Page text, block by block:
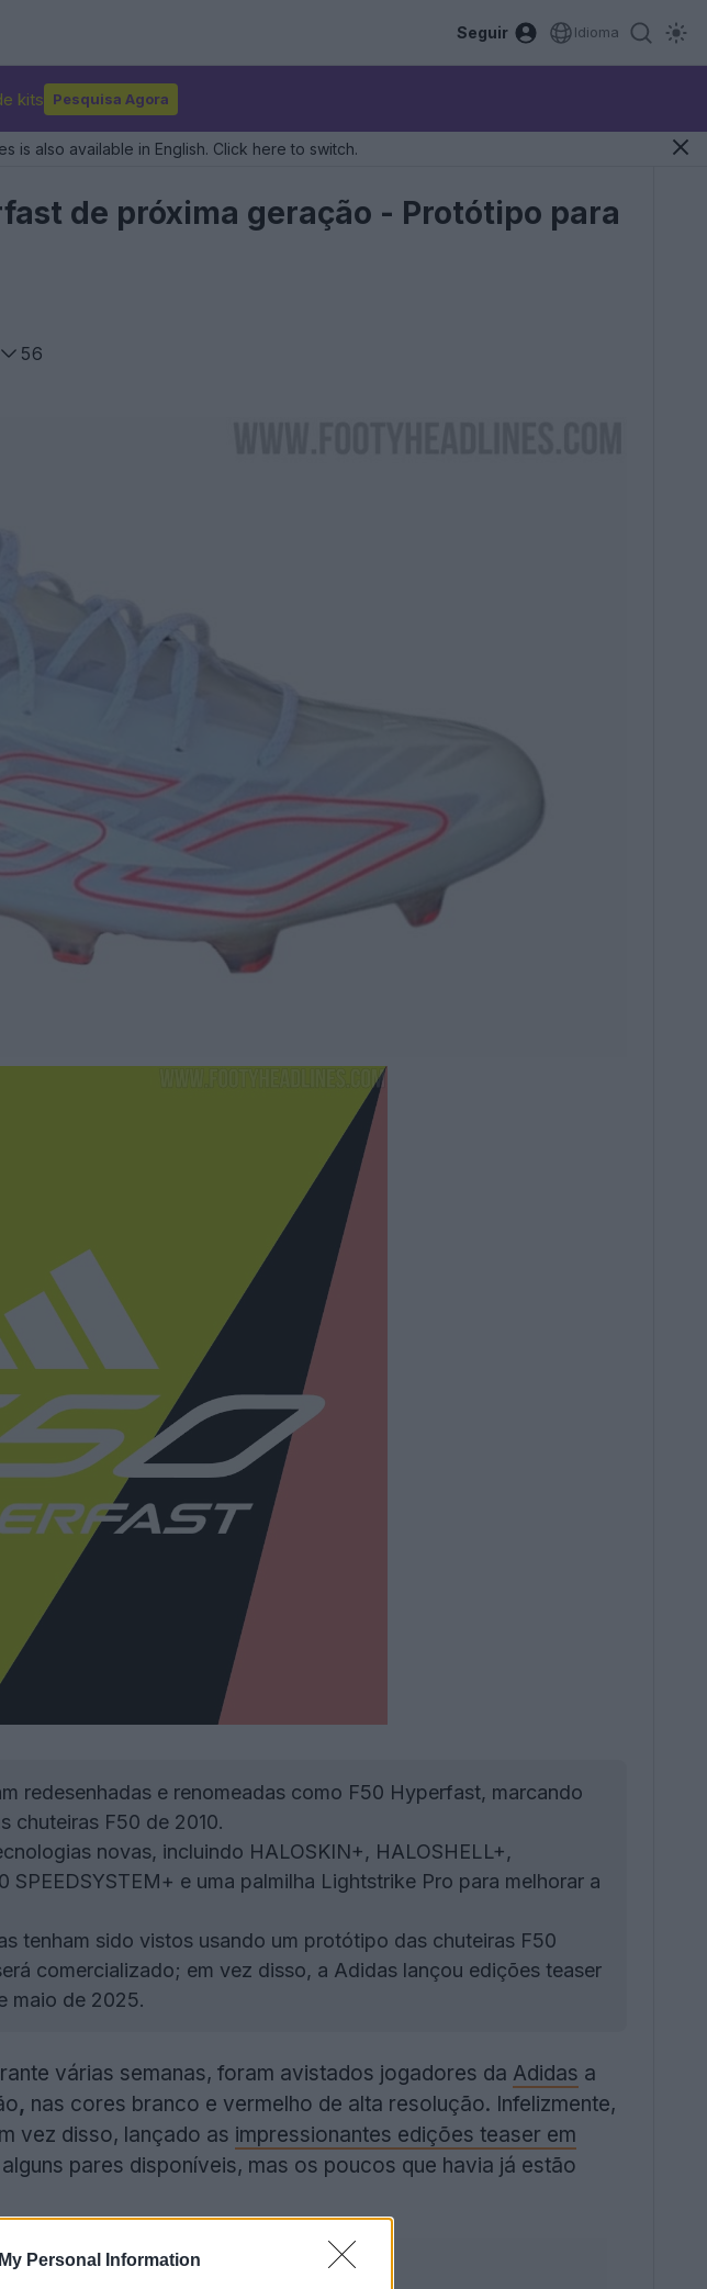
Personal Information
Seguir Idioma
kits Pesquisa Agora
is also available in English. Click here to switch.
de próxima geração - Protótipo para
56
redesenhadas e renomeadas como F50 Hyperfast, marcando
chuteiras F50 de 2010.
novas, incluindo HALOSKIN+, HALOSHELL+,
e uma palmilha Lightstrike Pro para melhorar a
tenham sido vistos usando um protótipo das chuteiras F50
comercializado; em vez disso, a Adidas lançou edições teaser
maio de 2025.
várias semanas, foram avistados jogadores da Adidas a
, nas cores branco e vermelho de alta resolução. Infelizmente,
vez disso, lançado as impressionantes edições teaser em
pares disponíveis, mas os poucos que havia já estão